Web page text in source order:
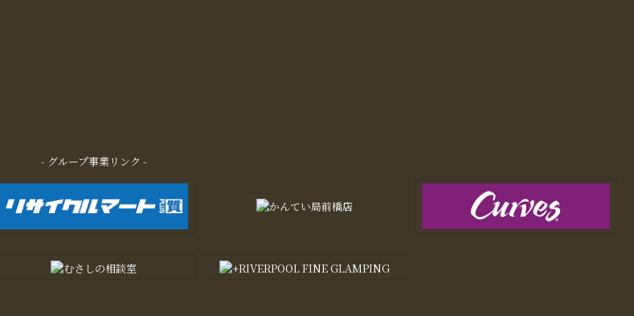
- グループ事業リンク -